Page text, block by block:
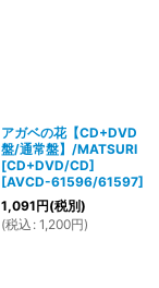
アガベの花【CD+DVD
盤/通常盤】/MATSURI
[CD+DVD/CD]
[AVCD-61596/61597]
1,091円(税別)
(税込 : 1,200円)